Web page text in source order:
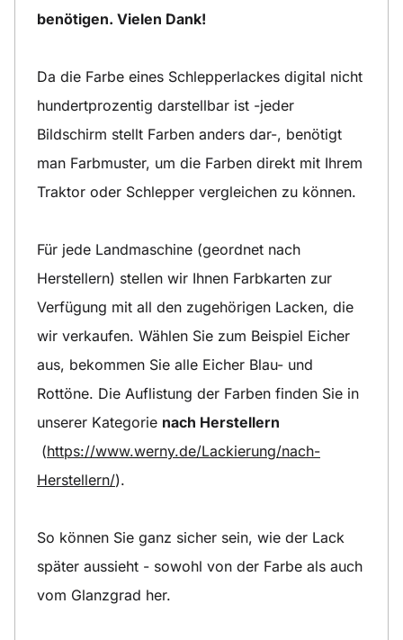
benötigen. Vielen Dank!
Da die Farbe eines Schlepperlackes digital nicht
hundertprozentig darstellbar ist -jeder
Bildschirm stellt Farben anders dar-, benötigt
man Farbmuster, um die Farben direkt mit Ihrem
Traktor oder Schlepper vergleichen zu können.
Für jede Landmaschine (geordnet nach
Herstellern) stellen wir Ihnen Farbkarten zur
Verfügung mit all den zugehörigen Lacken, die
wir verkaufen. Wählen Sie zum Beispiel Eicher
aus, bekommen Sie alle Eicher Blau- und
Rottöne. Die Auflistung der Farben finden Sie in
unserer Kategorie nach Herstellern
(https://www.werny.de/Lackierung/nach-
Herstellern/).
So können Sie ganz sicher sein, wie der Lack
später aussieht - sowohl von der Farbe als auch
vom Glanzgrad her.